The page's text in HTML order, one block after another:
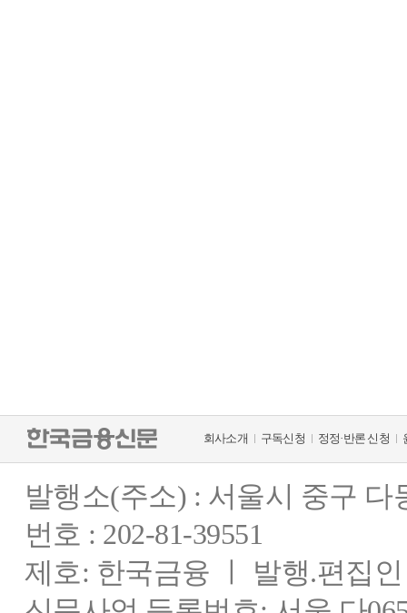
회사소개 구독신청 정정·반론 신청
발행소(주소) : 서울시 중구
번호 : 202-81-39551
제호: 한국금융 ㅣ 발행.편집